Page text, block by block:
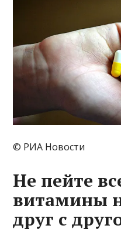
© РИА Новости
Не пейте
витамины
друг с